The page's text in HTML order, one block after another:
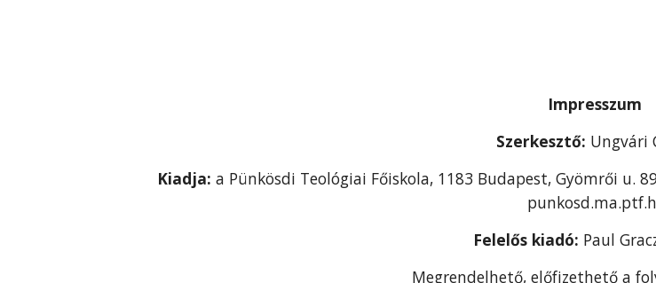
Impresszum
Szerkesztő: Ungvári
Kiadja: a Pünkösdi Teológiai Főiskola, 1183 Budapest, Gyömrői u.
Felelős kiadó: Paul
Megrendelhető, előfizethető a